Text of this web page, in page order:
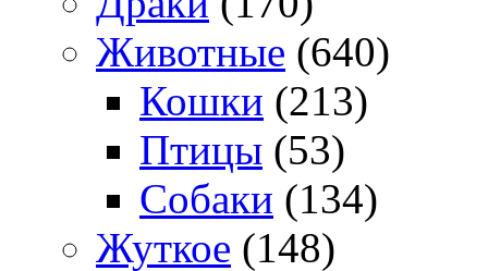
Животные (640)
Кошки (213)
Птицы (53)
Собаки (134)
Жуткое (148)